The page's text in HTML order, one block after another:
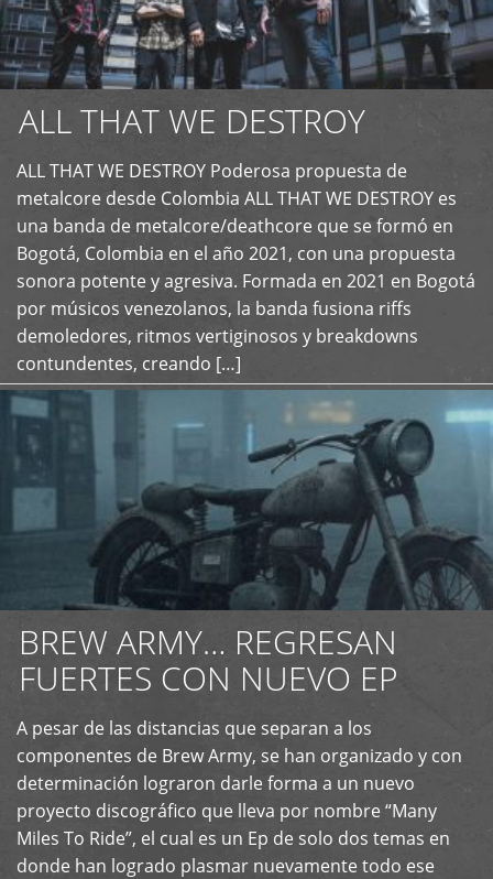
ALL THAT WE DESTROY
ALL THAT WE DESTROY Poderosa propuesta de
metalcore desde Colombia ALL THAT WE DESTROY es
una banda de metalcore/deathcore que se formó en
Bogotá, Colombia en el año 2021, con una propuesta
sonora potente y agresiva. Formada en 2021 en Bogotá
por músicos venezolanos, la banda fusiona riffs
demoledores, ritmos vertiginosos y breakdowns
contundentes, creando […]
+
BREW ARMY… REGRESAN
FUERTES CON NUEVO EP
A pesar de las distancias que separan a los
componentes de Brew Army, se han organizado y con
determinación lograron darle forma a un nuevo
proyecto discográfico que lleva por nombre “Many
Miles To Ride”, el cual es un Ep de solo dos temas en
donde han logrado plasmar nuevamente todo ese
+